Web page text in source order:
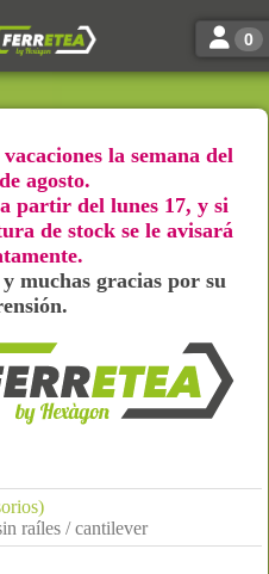
Toggle
0
la semana del
agosto.
partir del lunes 17, y si
de stock se le avisará
muchas gracias por su
raíles / cantilever